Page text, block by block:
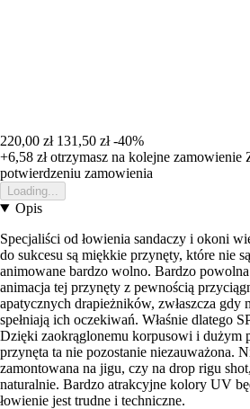
220,00 zł 131,50 zł -40%
+6,58 złotrzymasz na kolejne zamowienie
potwierdzeniu zamowienia
Loading...
Opis
Specjaliści od łowienia sandaczy i okoni
do sukcesu są miękkie przynęty, które nie
animowane bardzo wolno. Bardzo
animacja tej przynęty z pewnością
apatycznych drapieżników, zwłaszcza gdy
spełniają ich oczekiwań. Właśnie dlatego
Dzięki zaokrąglonemu korpusowi i dużym
przynęta ta nie pozostanie niezauważona.
zamontowana na jigu, czy na drop rigu
naturalnie. Bardzo atrakcyjne kolory UV
łowienie jest trudne i techniczne.